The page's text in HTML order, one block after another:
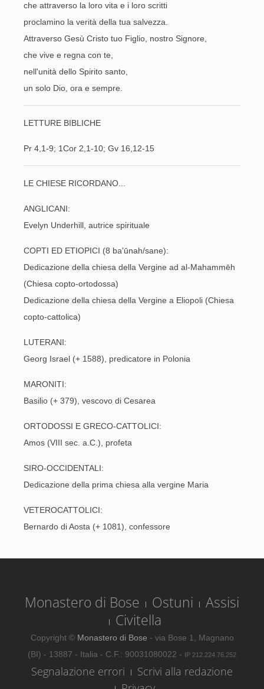
che attraverso la loro vita e i loro scritti
proclamino la verità della tua salvezza.
Attraverso Gesù Cristo tuo Figlio, nostro Signore,
che vive e regna con te,
nell'unità dello Spirito santo,
un solo Dio, ora e sempre.
LETTURE BIBLICHE
Pr 4,1-9; 1Cor 2,1-10; Gv 16,12-15
LE CHIESE RICORDANO...
ANGLICANI:
Evelyn Underhill, autrice spirituale
COPTI ED ETIOPICI (8 ba'ūnah/sane):
Dedicazione della chiesa della Vergine ad al-Mahammēh
(Chiesa copto-ortodossa)
Dedicazione della chiesa della Vergine a Eliopoli (Chiesa
copto-cattolica)
LUTERANI:
Georg Israel (+ 1588), predicatore in Polonia
MARONITI:
Basilio (+ 379), vescovo di Cesarea
ORTODOSSI E GRECO-CATTOLICI:
Amos (VIII sec. a.C.), profeta
SIRO-OCCIDENTALI:
Dedicazione della prima chiesa alla vergine Maria
VETEROCATTOLICI:
Bernardo di Aosta (+ 1081), confessore
Monastero di Bose Ostuni
Assisi
Civitella
Copyright © Monastero di Bose - via Bose 1, Magnano
(BI) - 13887 - Italia - C.F.: 90031080022 - IP 212.224.76.252
Segnalazione errori
Scrivi alla redazione